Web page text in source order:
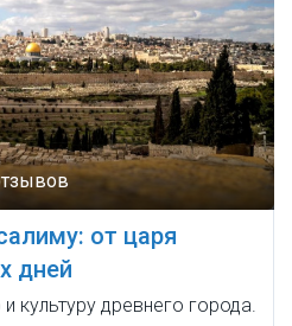
от царя
дней
культуру древнего города.